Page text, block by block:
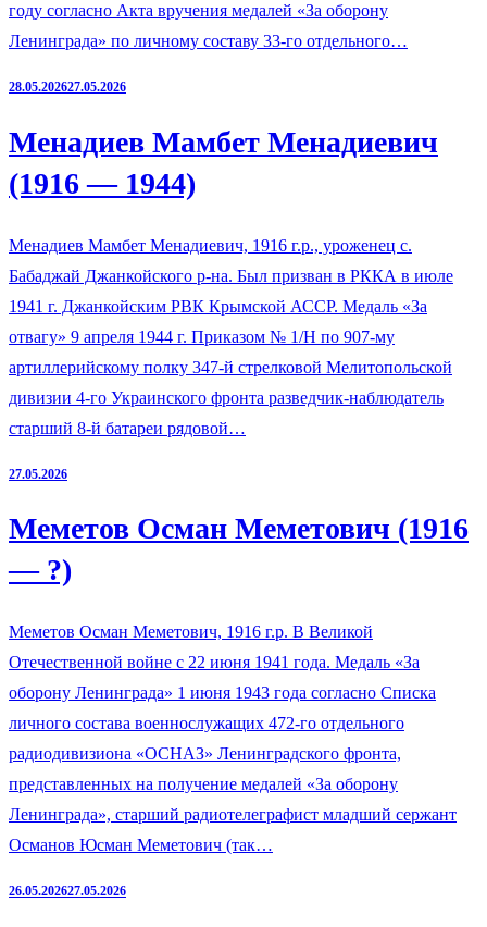
году согласно Акта вручения медалей «За оборону
Ленинграда» по личному составу 33-го отдельного…
28.05.202627.05.2026
Менадиев Мамбет Менадиевич
(1916 — 1944)
Менадиев Мамбет Менадиевич, 1916 г.р., уроженец с.
Бабаджай Джанкойского р-на. Был призван в РККА в июле
1941 г. Джанкойским РВК Крымской АССР. Медаль «За
отвагу» 9 апреля 1944 г. Приказом № 1/Н по 907-му
артиллерийскому полку 347-й стрелковой Мелитопольской
дивизии 4-го Украинского фронта разведчик-наблюдатель
старший 8-й батареи рядовой…
27.05.2026
Меметов Осман Меметович (1916
— ?)
Меметов Осман Меметович, 1916 г.р. В Великой
Отечественной войне с 22 июня 1941 года. Медаль «За
оборону Ленинграда» 1 июня 1943 года согласно Списка
личного состава военнослужащих 472-го отдельного
радиодивизиона «ОСНАЗ» Ленинградского фронта,
представленных на получение медалей «За оборону
Ленинграда», старший радиотелеграфист младший сержант
Османов Юсман Меметович (так…
26.05.202627.05.2026